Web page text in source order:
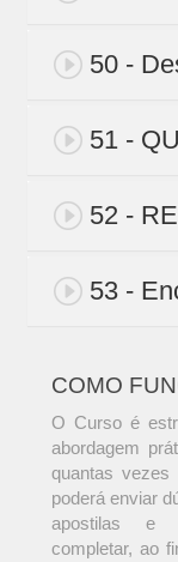
50 -
51 -
52 -
53 -
COMO
O Curso é
abordagem
quantas
poderá enviar
apostilas e
completar, ao